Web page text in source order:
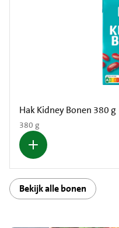
Hak Kidney Bonen 380 g
380 g
Bekijk alle bonen